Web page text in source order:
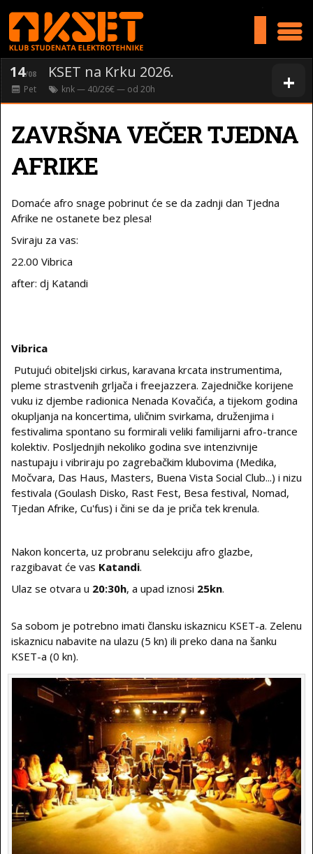
+
14/08 KSET na Krku 2026.
Pet knk— 40/26€ — od 20h
ZAVRŠNA VEČER TJEDNA
AFRIKE
Domaće afro snage pobrinut će se da zadnji dan Tjedna
Afrike ne ostanete bez plesa!
Sviraju za vas:
22.00 Vibrica
after: dj Katandi
Vibrica
Putujući obiteljski cirkus, karavana krcata instrumentima,
pleme strastvenih grljača i freejazzera. Zajedničke korijene
vuku iz djembe radionica Nenada Kovačića, a tijekom godina
okupljanja na koncertima, uličnim svirkama, druženjima i
festivalima spontano su formirali veliki familijarni afro-trance
kolektiv. Posljednjih nekoliko godina sve intenzivnije
nastupaju i vibriraju po zagrebačkim klubovima (Medika,
Močvara, Das Haus, Masters, Buena Vista Social Club...) i nizu
festivala (Goulash Disko, Rast Fest, Besa festival, Nomad,
Tjedan Afrike, Cu'fus) i čini se da je priča tek krenula.
Nakon koncerta, uz probranu selekciju afro glazbe,
razgibavat će vas Katandi.
Ulaz se otvara u 20:30h, a upad iznosi 25kn.
Sa sobom je potrebno imati člansku iskaznicu KSET-a. Zelenu
iskaznicu nabavite na ulazu (5 kn) ili preko dana na šanku
KSET-a (0 kn).